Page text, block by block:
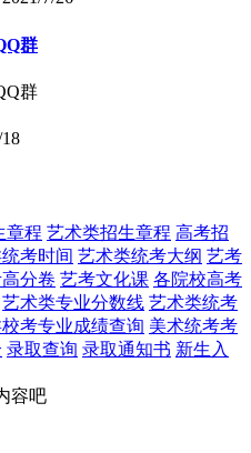
群
群
章程 艺术类招生章程 高考招
考时间 艺术类统考大纲 艺考
分卷 艺考文化课 各院校高考
艺术类专业分数线 艺术类统考
考专业成绩查询 美术统考考
录取查询 录取通知书 新生入
容吧